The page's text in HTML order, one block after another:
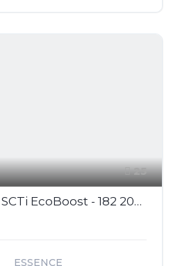
25
FORD FIESTA 1.6 SCTi EcoBoost - 182 2008 BERLINE ST PHASE 2
ESSENCE